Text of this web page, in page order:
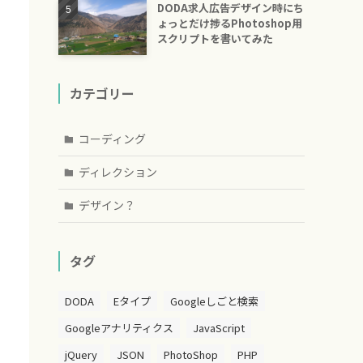
DODA求人広告デザイン時にち
ょっとだけ捗るPhotoshop用
スクリプトを書いてみた
カテゴリー
コーディング
ディレクション
デザイン？
タグ
DODA Eタイプ
Googleしごと検索
Googleアナリティクス
JavaScript
jQuery
JSON PhotoShop PHP